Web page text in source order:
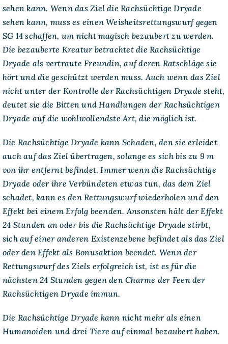
sehen kann. Wenn das Ziel die Rachsüchtige Dryade
sehen kann, muss es einen Weisheitsrettungswurf gegen
SG 14 schaffen, um nicht magisch bezaubert zu werden.
Die bezauberte Kreatur betrachtet die Rachsüchtige
Dryade als vertraute Freundin, auf deren Ratschläge sie
hört und die geschützt werden muss. Auch wenn das Ziel
nicht unter der Kontrolle der Rachsüchtigen Dryade steht,
deutet sie die Bitten und Handlungen der Rachsüchtigen
Dryade auf die wohlwollendste Art, die möglich ist.
Die Rachsüchtige Dryade kann Schaden, den sie erleidet
auch auf das Ziel übertragen, solange es sich bis zu 9 m
von ihr entfernt befindet. Immer wenn die Rachsüchtige
Dryade oder ihre Verbündeten etwas tun, das dem Ziel
schadet, kann es den Rettungswurf wiederholen und den
Effekt bei einem Erfolg beenden. Ansonsten hält der Effekt
24 Stunden an oder bis die Rachsüchtige Dryade stirbt,
sich auf einer anderen Existenzebene befindet als das Ziel
oder den Effekt als Bonusaktion beendet. Wenn der
Rettungswurf des Ziels erfolgreich ist, ist es für die
nächsten 24 Stunden gegen den Charme der Feen der
Rachsüchtigen Dryade immun.
Die Rachsüchtige Dryade kann nicht mehr als einen
Humanoiden und drei Tiere auf einmal bezaubert haben.